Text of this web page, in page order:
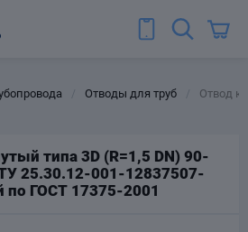
Отводы для труб Отвод
типа 3D (R=1,5 DN) 90-
25.30.12-001-12837507-
по ГОСТ 17375-2001
труб